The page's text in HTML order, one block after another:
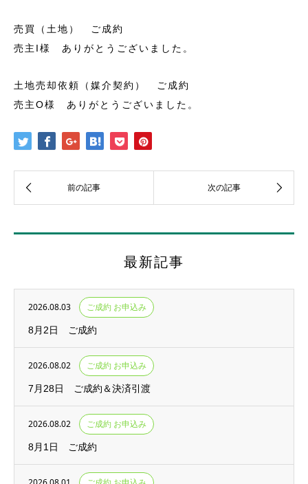
売買（土地） ご成約
売主I様 ありがとうございました。
土地売却依頼（媒介契約） ご成約
売主O様 ありがとうございました。
最新記事
2026.08.03 ご成約 お申込み
8月2日 ご成約
2026.08.02 ご成約 お申込み
7月28日 ご成約＆決済引渡
2026.08.02 ご成約 お申込み
8月1日 ご成約